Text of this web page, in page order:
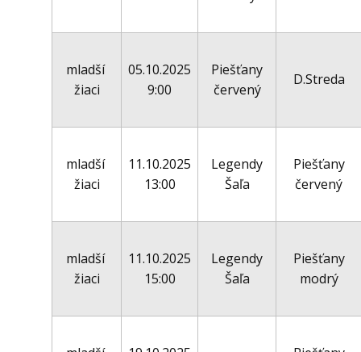
mladší
žiaci
05.10.2025
9:00
Piešťany
červený
D.Streda
mladší
žiaci
11.10.2025
13:00
Legendy
Šaľa
Piešťany
červený
mladší
žiaci
11.10.2025
15:00
Legendy
Šaľa
Piešťany
modrý